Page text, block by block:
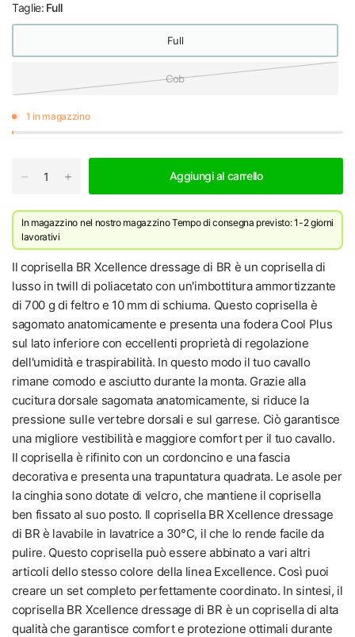
Taglie: Full
Full
Cob
1 in magazzino
Aggiungi al carrello
In magazzino nel nostro magazzinoTempo di consegna previsto: 1-2 giorni
lavorativi
Il coprisella BR Xcellence dressage di BR è un coprisella di
lusso in twill di poliacetato con un'imbottitura ammortizzante
di 700 g di feltro e 10 mm di schiuma. Questo coprisella è
sagomato anatomicamente e presenta una fodera Cool Plus
sul lato inferiore con eccellenti proprietà di regolazione
dell'umidità e traspirabilità. In questo modo il tuo cavallo
rimane comodo e asciutto durante la monta. Grazie alla
cucitura dorsale sagomata anatomicamente, si riduce la
pressione sulle vertebre dorsali e sul garrese. Ciò garantisce
una migliore vestibilità e maggiore comfort per il tuo cavallo.
Il coprisella è rifinito con un cordoncino e una fascia
decorativa e presenta una trapuntatura quadrata. Le asole per
la cinghia sono dotate di velcro, che mantiene il coprisella
ben fissato al suo posto. Il coprisella BR Xcellence dressage
di BR è lavabile in lavatrice a 30°C, il che lo rende facile da
pulire. Questo coprisella può essere abbinato a vari altri
articoli dello stesso colore della linea Excellence. Così puoi
creare un set completo perfettamente coordinato. In sintesi, il
coprisella BR Xcellence dressage di BR è un coprisella di alta
qualità che garantisce comfort e protezione ottimali durante